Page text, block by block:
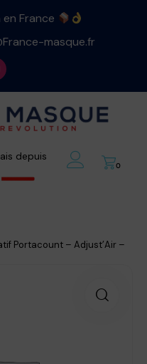
France
masque.fr
depuis
0
Portacount – Adjust’Air –